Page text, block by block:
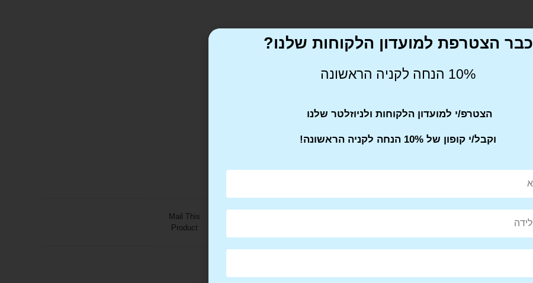
Mail This
Product
כבר הצטרפת למועדון הלקוחות שלנו?
10% הנחה לקניה הראשונה
הצטרפ/י למועדון הלקוחות ולניוזלטר שלנו
וקבל/י קופון של 10% הנחה לקניה הראשונה!